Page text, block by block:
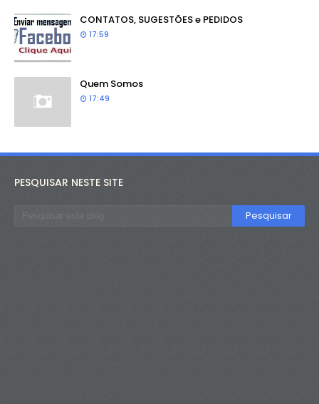
CONTATOS, SUGESTÕES e PEDIDOS
17:59
Quem Somos
17:49
PESQUISAR NESTE SITE